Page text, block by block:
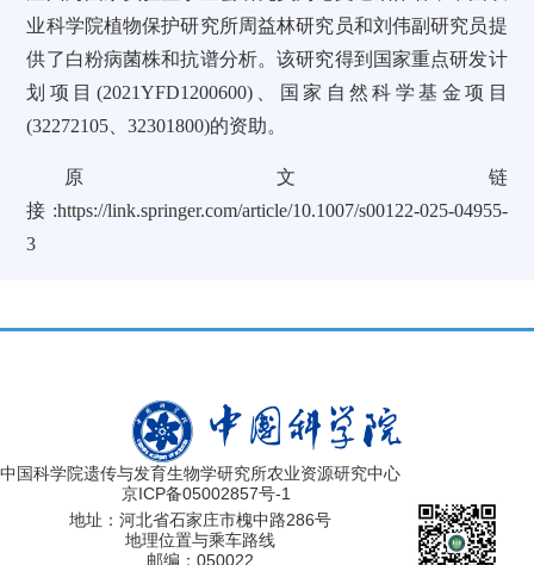
业科学院植物保护研究所周益林研究员和刘伟副研究员提
供了白粉病菌株和抗谱分析。该研究得到国家重点研发计
划项目(2021YFD1200600)、国家自然科学基金项目
(32272105、32301800)的资助。
原文链
接:https://link.springer.com/article/10.1007/s00122-025-04955-
3
中国科学院遗传与发育生物学研究所农业资源研究中心
京ICP备05002857号-1
地址：河北省石家庄市槐中路286号
地理位置与乘车路线
邮编：050022